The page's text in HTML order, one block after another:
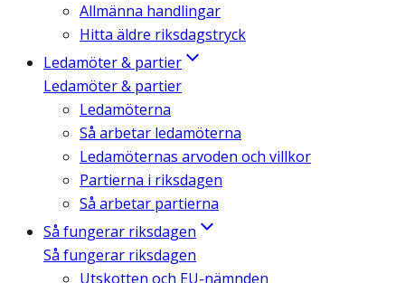
Allmänna handlingar
Hitta äldre riksdagstryck
Ledamöter & partier
Ledamöter & partier
Ledamöterna
Så arbetar ledamöterna
Ledamöternas arvoden och villkor
Partierna i riksdagen
Så arbetar partierna
Så fungerar riksdagen
Så fungerar riksdagen
Utskotten och EU-nämnden